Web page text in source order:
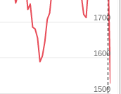
1500
1600
1700